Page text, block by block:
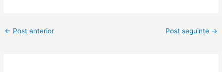
← Post anterior Post seguinte →